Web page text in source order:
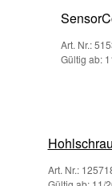
Art. Nr.:
Gültig ab:
Art. Nr.: